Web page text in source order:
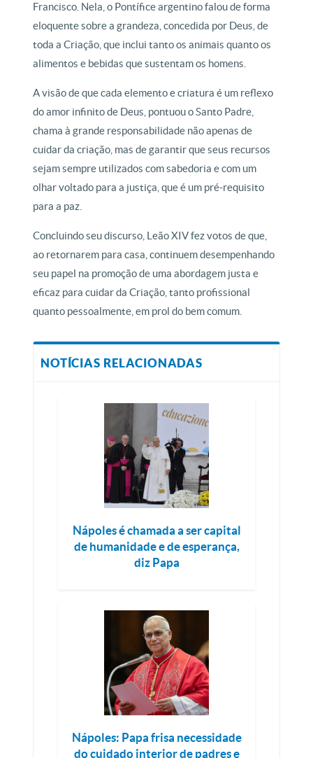
Francisco. Nela, o Pontífice argentino falou de forma
eloquente sobre a grandeza, concedida por Deus, de
toda a Criação, que inclui tanto os animais quanto os
alimentos e bebidas que sustentam os homens.
A visão de que cada elemento e criatura é um reflexo
do amor infinito de Deus, pontuou o Santo Padre,
chama à grande responsabilidade não apenas de
cuidar da criação, mas de garantir que seus recursos
sejam sempre utilizados com sabedoria e com um
olhar voltado para a justiça, que é um pré-requisito
para a paz.
Concluindo seu discurso, Leão XIV fez votos de que,
ao retornarem para casa, continuem desempenhando
seu papel na promoção de uma abordagem justa e
eficaz para cuidar da Criação, tanto profissional
quanto pessoalmente, em prol do bem comum.
NOTÍCIAS RELACIONADAS
Nápoles é chamada a ser capital
de humanidade e de esperança,
diz Papa
Nápoles: Papa frisa necessidade
do cuidado interior de padres e